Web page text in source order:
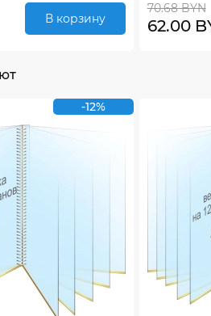
В корзину
70.68 BYN
62.00
-12%